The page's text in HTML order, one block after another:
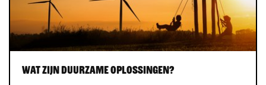
Wat zijn duurzame oplossingen?